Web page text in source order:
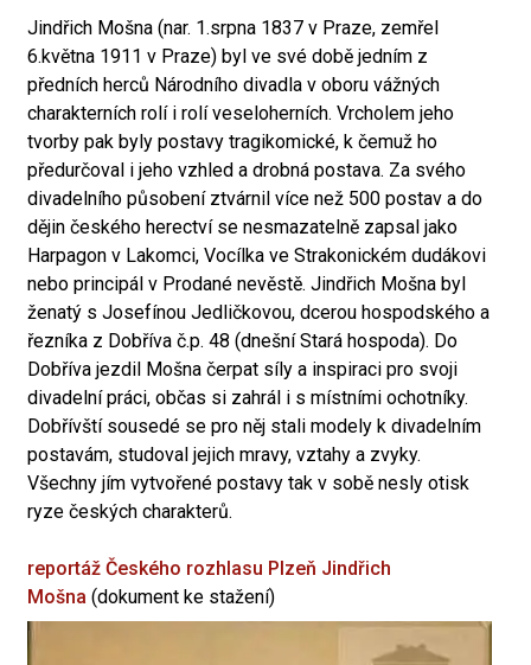
Jindřich Mošna (nar. 1.srpna 1837 v Praze, zemřel
6.května 1911 v Praze) byl ve své době jedním z
předních herců Národního divadla v oboru vážných
charakterních rolí i rolí veseloherních. Vrcholem jeho
tvorby pak byly postavy tragikomické, k čemuž ho
předurčoval i jeho vzhled a drobná postava. Za svého
divadelního působení ztvárnil více než 500 postav a do
dějin českého herectví se nesmazatelně zapsal jako
Harpagon v Lakomci, Vocílka ve Strakonickém dudákovi
nebo principál v Prodané nevěstě. Jindřich Mošna byl
ženatý s Josefínou Jedličkovou, dcerou hospodského a
řezníka z Dobříva č.p. 48 (dnešní Stará hospoda). Do
Dobříva jezdil Mošna čerpat síly a inspiraci pro svoji
divadelní práci, občas si zahrál i s místními ochotníky.
Dobřívští sousedé se pro něj stali modely k divadelním
postavám, studoval jejich mravy, vztahy a zvyky.
Všechny jím vytvořené postavy tak v sobě nesly otisk
ryze českých charakterů.
reportáž Českého rozhlasu Plzeň Jindřich
Mošna (dokument ke stažení)